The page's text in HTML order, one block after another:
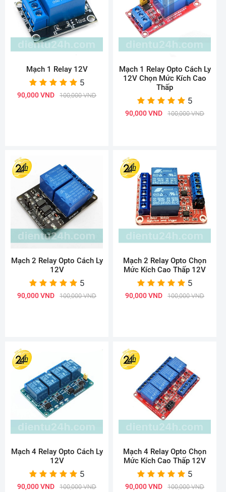
Mạch 1 Relay 12V
5
90,000 VND 100,000 VND
Mạch 1 Relay Opto Cách Ly
12V Chọn Mức Kích Cao
Thấp
5
90,000 VND 100,000 VND
Mạch 2 Relay Opto Cách Ly
12V
5
90,000 VND 100,000 VND
Mạch 2 Relay Opto Chọn
Mức Kích Cao Thấp 12V
5
90,000 VND 100,000 VND
Mạch 4 Relay Opto Cách Ly
12V
5
90,000 VND 100,000 VND
Mạch 4 Relay Opto Chọn
Mức Kích Cao Thấp 12V
5
90,000 VND 100,000 VND